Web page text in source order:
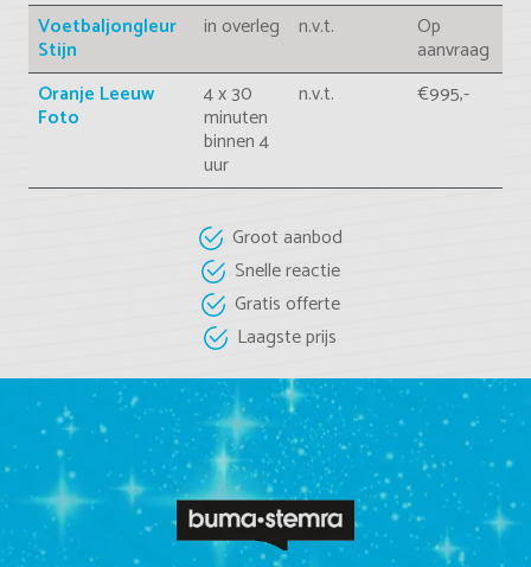
Voetbaljongleur
Stijn
in overleg n.v.t. Op
aanvraag
Oranje Leeuw
Foto
4 x 30
minuten
binnen 4
uur
n.v.t. €995,-
Groot aanbod
Snelle reactie
Gratis offerte
Laagste prijs